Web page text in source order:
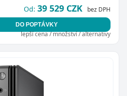
Od: 39 529 CZK bez DPH
DO POPTÁVKY
lepší cena / množství / alternativy